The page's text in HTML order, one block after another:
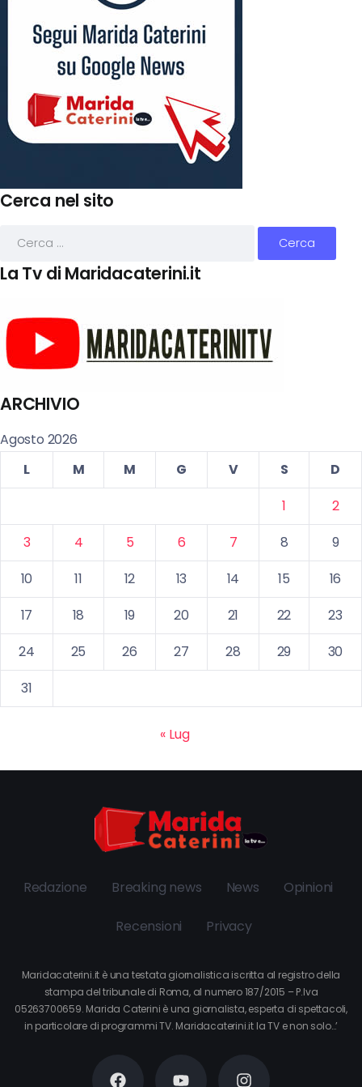
Cerca nel sito
La Tv di Maridacaterini.it
ARCHIVIO
Agosto 2026
L
M M G V S
D
1
2
3
4 5 6 7 8
9
10
11 12 13 14 15
16
17
18 19 20 21 22
23
24
25 26 27 28 29
30
31
« Lug
Redazione Breaking news News Opinioni
Recensioni Privacy
Maridacaterini.it è una testata giornalistica iscritta al registro della
stampa del tribunale di Roma, al numero 187/2015 – P.Iva
05263700659. Marida Caterini è una giornalista, esperta di spettacoli,
in particolare di programmi TV. Maridacaterini.it la TV e non solo…’